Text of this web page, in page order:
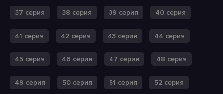
37 серия 38 серия 39 серия 40 серия
41 серия 42 серия 43 серия 44 серия
45 серия 46 серия 47 серия 48 серия
49 серия 50 серия 51 серия 52 серия